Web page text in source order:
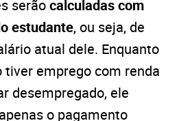
serãocalculadas com
estudante, ou seja, de
atual dele. Enquanto
tiver emprego com renda
desempregado, ele
o pagamento